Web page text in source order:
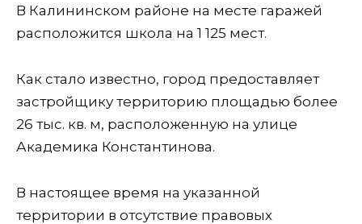
В Калининском районе на месте гаражей
расположится школа на 1 125 мест.
Как стало известно, город предоставляет
застройщику территорию площадью более
26 тыс. кв. м, расположенную на улице
Академика Константинова.
В настоящее время на указанной
территории в отсутствие правовых